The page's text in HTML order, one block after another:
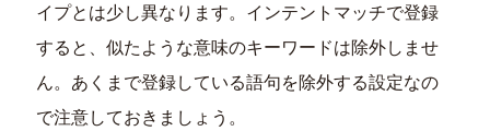
イプとは少し異なります。インテントマッチで登録
すると、似たような意味のキーワードは除外しませ
ん。あくまで登録している語句を除外する設定なの
で注意しておきましょう。